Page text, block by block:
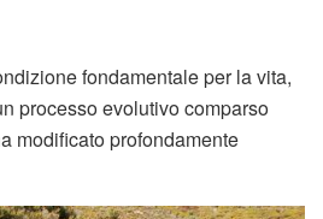
fondamentale per la vita,
processo evolutivo comparso
modificato profondamente